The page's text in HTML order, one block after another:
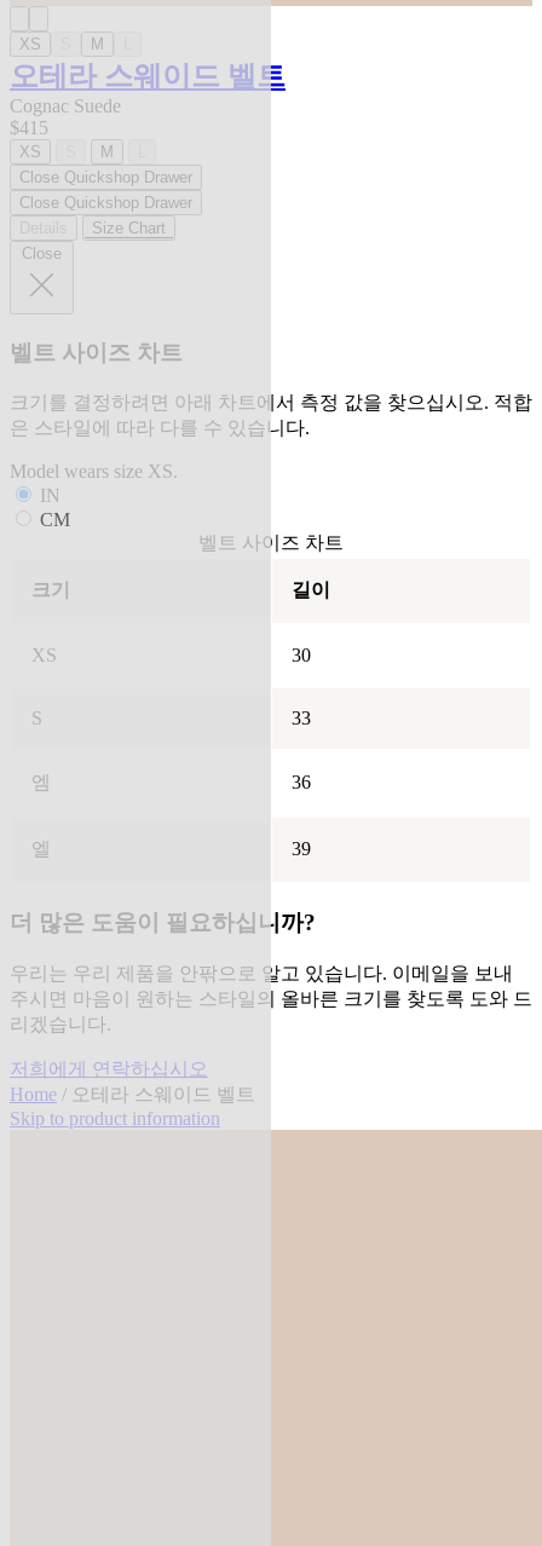
XS M
오테라 스웨이드 벨트
Cognac Suede
$415
XS M
Close Quickshop Drawer
Close Quickshop Drawer
Size Chart
Close
벨트 사이즈 차트
크기를 결정하려면 아래 차트에서 측정 값을 찾으십시오. 적합
은 스타일에 따라 다를 수 있습니다.
Model wears size XS.
IN
CM
벨트 사이즈 차트
크기 길이
XS 30
S 33
엠 36
엘 39
더 많은 도움이 필요하십니까?
우리는 우리 제품을 안팎으로 알고 있습니다. 이메일을 보내
주시면 마음이 원하는 스타일의 올바른 크기를 찾도록 도와 드
리겠습니다.
저희에게 연락하십시오
Home / 오테라 스웨이드 벨트
Skip to product information